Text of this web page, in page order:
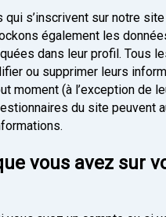
s’inscrivent sur notre
également les
dans leur profil. Tous
ou supprimer leurs
moment (à l’exception de
du site peuvent
vous avez sur